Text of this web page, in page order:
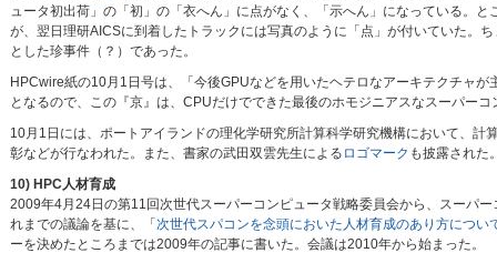
ュータ初出荷」の「初」の「衣へん」に点がなく、「示へん」になっている。と
が、翌日理研AICSに到着したトラックには写真のように「点」が付いていた。ち
とした珍事件（？）であった。
HPCwire紙の10月1日号は、「今後GPUなどを用いたヘテロなアーキテクチャが
となるので、この『京』は、CPUだけでできた最後のホモジニアスなスーパー
10月1日には、ポートアイランドの理化学研究所計算科学研究機構において、
彰などが行なわれた。また、書家の武田双雲先生による ロゴマーク も披露された
10) HPC人材育成
2009年4月24日の第11回次世代スーパーコンピュータ戦略委員会から、スーパ
れまでの議論を基に、「 次世代スパコンを念頭においた人材育成のあり方につい
ーを決めたところまでは2009年の記事に書いた。会議は2010年から始まった。